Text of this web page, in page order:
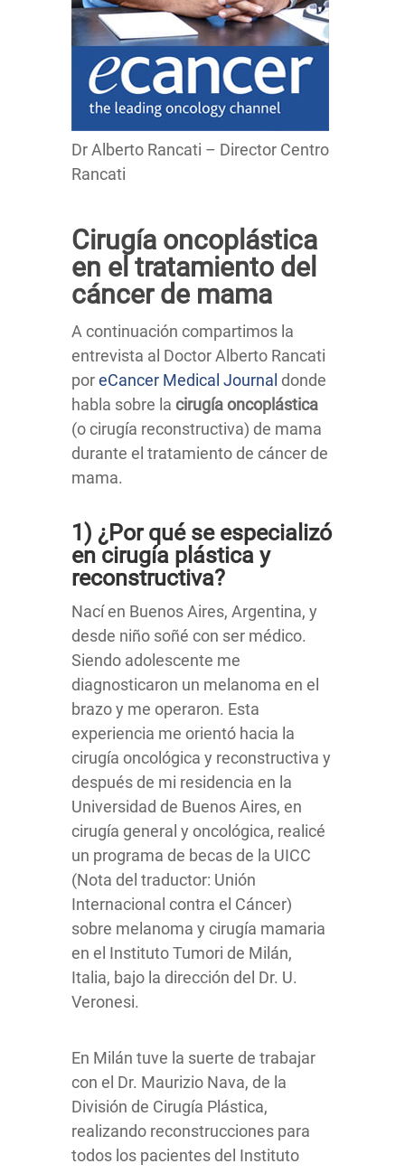
Dr Alberto Rancati – Director Centro
Rancati
Cirugía oncoplástica
en el tratamiento del
cáncer de mama
A continuación compartimos la
entrevista al Doctor Alberto Rancati
poreCancer Medical Journal donde
habla sobre la cirugía oncoplástica
(o cirugía reconstructiva) de mama
durante el tratamiento de cáncer de
mama.
1) ¿Por qué se especializó
en cirugía plástica y
reconstructiva?
Nací en Buenos Aires, Argentina, y
desde niño soñé con ser médico.
Siendo adolescente me
diagnosticaron un melanoma en el
brazo y me operaron. Esta
experiencia me orientó hacia la
cirugía oncológica y reconstructiva y
después de mi residencia en la
Universidad de Buenos Aires, en
cirugía general y oncológica, realicé
un programa de becas de la UICC
(Nota del traductor: Unión
Internacional contra el Cáncer)
sobre melanoma y cirugía mamaria
en el Instituto Tumori de Milán,
Italia, bajo la dirección del Dr. U.
Veronesi.
En Milán tuve la suerte de trabajar
con el Dr. Maurizio Nava, de la
División de Cirugía Plástica,
realizando reconstrucciones para
todos los pacientes del Instituto